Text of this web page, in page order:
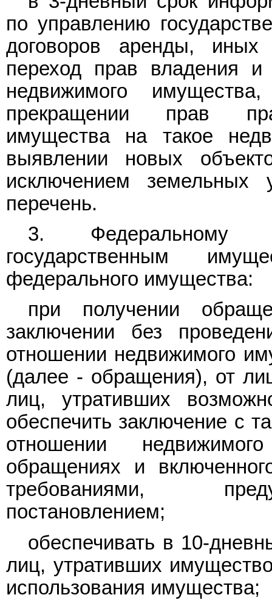
по управлению
договоров аренды, иных
переход прав владения
недвижимого
прекращении прав
имущества на такое
выявлении новых
исключением
перечень.
3. Федеральному
государственным
федерального имущества:
при получении
заключении без
отношении недвижимого
(далее - обращения), от
лиц, утративших
обеспечить заключение с
отношении
обращениях и
требованиями,
постановлением;
обеспечивать в 10-
лиц, утративших
использования имущества;